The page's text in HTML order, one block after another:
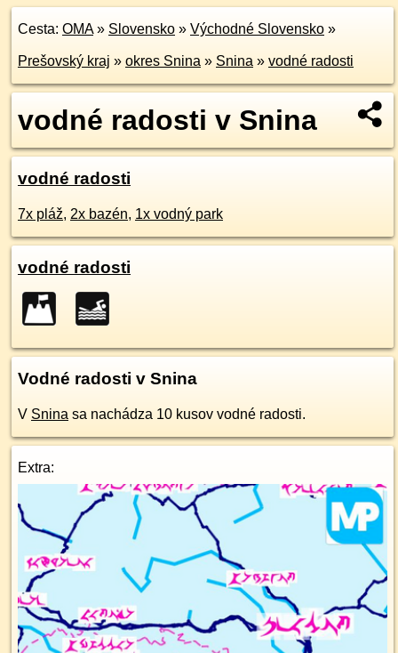
Cesta: OMA» Slovensko » Východné Slovensko »
Prešovský kraj » okres Snina » Snina » vodné radosti
vodné radosti v Snina
vodné radosti
7x pláž, 2x bazén, 1x vodný park
vodné radosti
Vodné radosti v Snina
V Snina sa nachádza 10 kusov vodné radosti.
Extra: